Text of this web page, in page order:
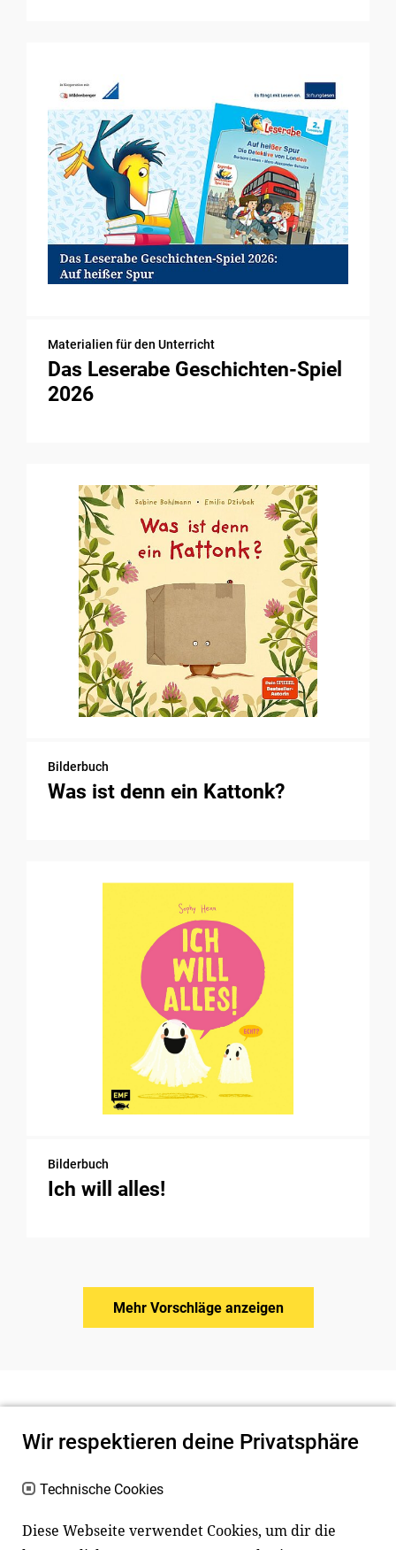
Materialien für den Unterricht
Das Leserabe Geschichten-Spiel
2026
Bilderbuch
Was ist denn ein Kattonk?
Bilderbuch
Ich will alles!
Mehr Vorschläge anzeigen
Wir respektieren deine Privatsphäre
Technische Cookies
Diese Webseite verwendet Cookies, um dir die